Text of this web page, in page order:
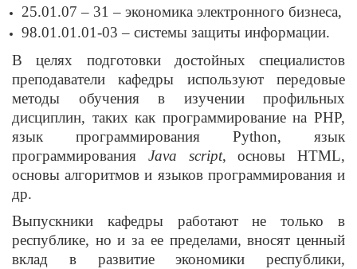
25.01.07 – 31 – экономика электронного бизнеса,
98.01.01.01-03 – системы защиты информации.
В целях подготовки достойных специалистов
преподаватели кафедры используют передовые
методы обучения в изучении профильных
дисциплин, таких как программирование на PHP,
язык программирования Python, язык
программирования Java script, основы HTML,
основы алгоритмов и языков программирования и
др.
Выпускники кафедры работают не только в
республике, но и за ее пределами, вносят ценный
вклад в развитие экономики республики,